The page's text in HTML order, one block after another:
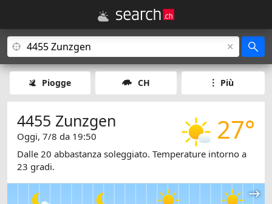
Piogge CH Più
27°
4455 Zunzgen
Oggi, 7/8 da 19:50
Dalle 20 abbastanza soleggiato. Temperature intorno a
23 gradi.